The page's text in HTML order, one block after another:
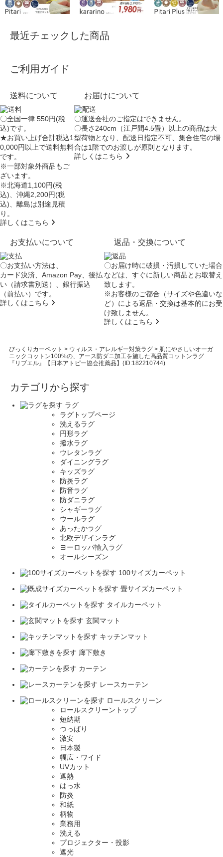
最近チェックした商品
ご利用ガイド
送料について
〇全国一律 550円(税
込)です。
★お買い上げ合計税込1
0,000円以上で送料無料
です。
※一部対象外商品もご
ざいます。
※北海道1,100円(税
込)、沖縄2,200円(税
込)、離島は別途見積
り。
詳しくはこちら
お届けについて
〇運送会社のご指定はできません。
〇長さ240cm（江戸間4.5畳）以上の商品は大
型荷物となり、配送日指定不可、集合住宅の場
合は1階でのお渡しが原則となります。
詳しくはこちら
お支払いについて
〇お支払い方法は、
カード決済、Amazon Pay、後払
い（請求書別送）、銀行振込
（前払い）です。
詳しくはこちら
返品・交換について
〇お届け時に破損・汚損していた場合
などは、すぐに新しい商品とお取替え
致します。
※お客様のご都合（サイズや色違いな
ど）による返品・交換は基本的にお受
け致しません。
詳しくはこちら
びっくりカーペット > ウィルス・アレルギー対策ラグ> 肌にやさしいオーガ
ニックコットン100%の、アース防ダニ加工を施した高品質コットンラグ
『リブエル』【日本アトピー協会推薦品】(ID:182210744)
カテゴリから探す
ラグ
ラグトップページ
洗えるラグ
円形ラグ
撥水ラグ
ウレタンラグ
ダイニングラグ
キッズラグ
防炎ラグ
防音ラグ
防ダニラグ
シャギーラグ
ウールラグ
あったかラグ
北欧デザインラグ
ヨーロッパ輸入ラグ
オールシーズン
100サイズカーペット
畳サイズカーペット
タイルカーペット
玄関マット
キッチンマット
廊下敷き
カーテン
レースカーテン
ロールスクリーン
ロールスクリーントップ
短納期
つっぱり
激安
日本製
幅広・ワイド
UVカット
遮熱
はっ水
防炎
和紙
柄物
業務用
洗える
プロジェクター・投影
遮光